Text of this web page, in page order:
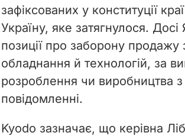
зафіксованих у конституції
Україну, яке затягнулося.
позиції про заборону
обладнання й технологій, за
розроблення чи виробництва
повідомленні.
Kyodo зазначає, що керівна